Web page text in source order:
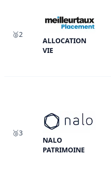
🥈2
ALLOCATION
VIE
🥉3
NALO
PATRIMOINE